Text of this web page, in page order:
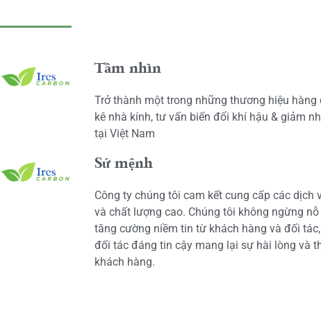
Tầm nhìn
Trở thành một trong những thương hiệu
kê nhà kính, tư vấn biến đổi khí hậu & giảm
tại Việt Nam
Sứ mệnh
Công ty chúng tôi cam kết cung cấp các dịch
và chất lượng cao. Chúng tôi không ngừng
tăng cường niềm tin từ khách hàng và đối
đối tác đáng tin cậy mang lại sự hài lòng và
khách hàng.